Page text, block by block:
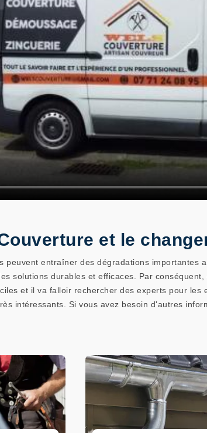
et le
peuvent entraîner des dégradations
solutions durables et efficaces. Par
et il va falloir rechercher des experts pour
intéressants. Si vous avez besoin d'autres